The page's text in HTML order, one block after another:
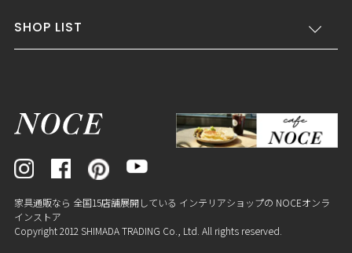
SHOP LIST
家具通販なら 全国15店舗展開している インテリアショップの NOCEオンラ
インストア
Copyright 2012 SHIMADA TRADING Co., Ltd. All rights reserved.